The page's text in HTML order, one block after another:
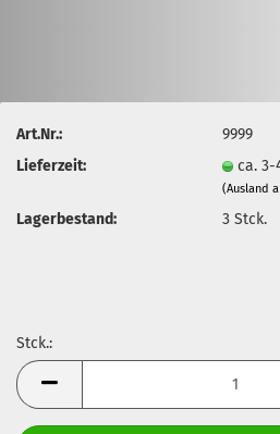
Art.Nr.:
9999
Lieferzeit:
ca. 3-
(Ausland
Lagerbestand: 3Stck.
Stck.:
Stck.